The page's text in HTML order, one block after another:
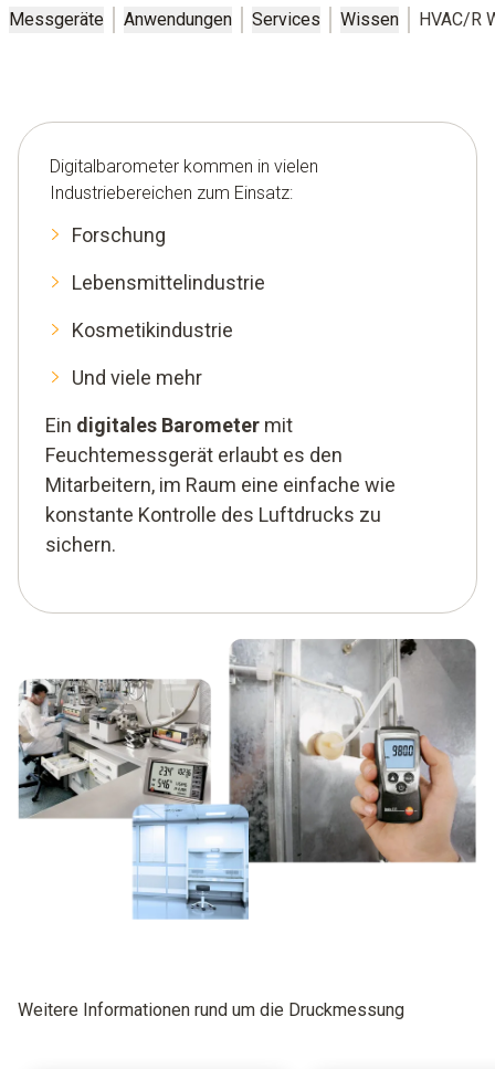
Messgeräte Anwendungen Services Wissen HVAC/R
Digitalbarometer kommen in vielen
Industriebereichen zum Einsatz:
Forschung
Lebensmittelindustrie
Kosmetikindustrie
Und viele mehr
Ein digitales Barometer mit
Feuchtemessgerät erlaubt es den
Mitarbeitern, im Raum eine einfache wie
konstante Kontrolle des Luftdrucks zu
sichern.
Weitere Informationen rund um die Druckmessung